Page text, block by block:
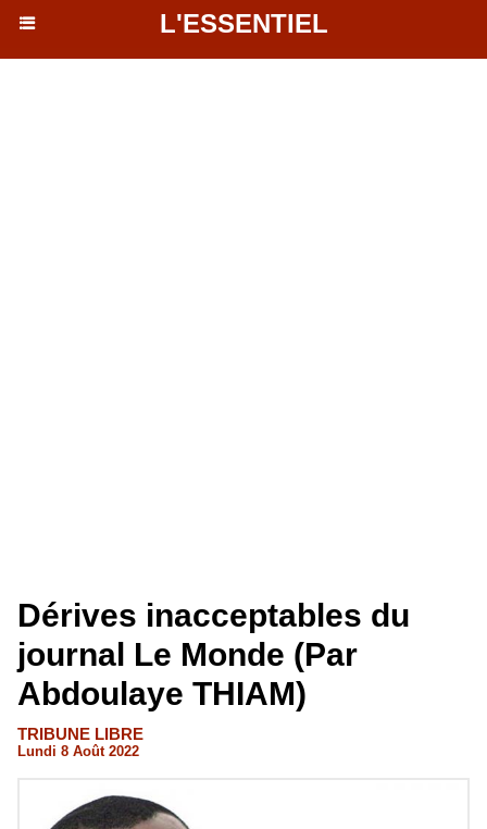
L'ESSENTIEL
Dérives inacceptables du
journal Le Monde (Par
Abdoulaye THIAM)
TRIBUNE LIBRE
Lundi 8 Août 2022